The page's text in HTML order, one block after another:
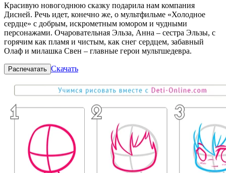
Красивую новогоднюю сказку подарила нам компания
Дисней. Речь идет, конечно же, о мультфильме «Холодное
сердце» с добрым, искрометным юмором и чудными
персонажами. Очаровательная Эльза, Анна – сестра Эльзы, с
горячим как пламя и чистым, как снег сердцем, забавный
Олаф и милашка Свен – главные герои мультшедевра.
Распечатать Скачать